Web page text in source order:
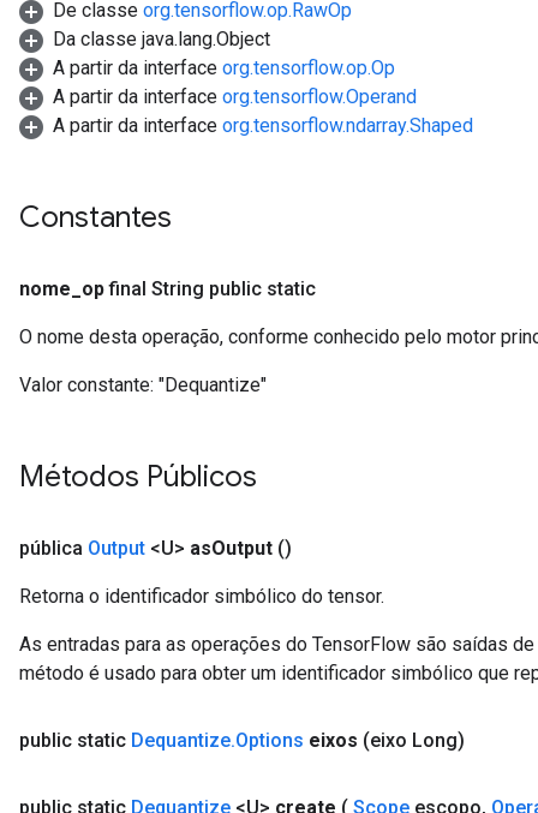
De classe org.tensorflow.op.RawOp
Da classe java.lang.Object
A partir da interface org.tensorflow.op.Op
A partir da interface org.tensorflow.Operand
A partir da interface org.tensorflow.ndarray.Shaped
Constantes
nome op final String public static
O nome desta operação, conforme conhecido pelo motor
Valor constante: "Dequantize"
Métodos Públicos
pública Output <U> asOutput ()
Retorna o identificador simbólico do tensor.
As entradas para as operações do TensorFlow são saídas
método é usado para obter um identificador simbólico que
public static Dequantize.Options eixos (eixo Long)
public static Dequantize <U> create ( Scope escopo,